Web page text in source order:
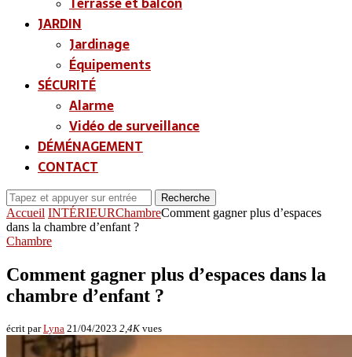
JARDIN
Jardinage
Équipements
SÉCURITÉ
Alarme
Vidéo de surveillance
DÉMÉNAGEMENT
CONTACT
Recherche
Accueil INTÉRIEURChambreComment gagner plus d’espaces
dans la chambre d’enfant ?
Chambre
Comment gagner plus d’espaces dans la
chambre d’enfant ?
écrit parLyna 21/04/2023 2,4K vues